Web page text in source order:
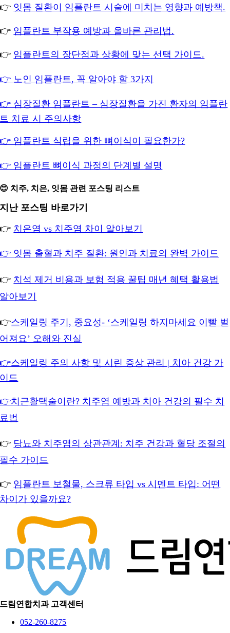
👉 잇몸 질환이 임플란트 시술에 미치는 영향과 예방책.
👉 임플란트 부작용 예방과 올바른 관리법.
👉 임플란트의 장단점과 상황에 맞는 선택 가이드.
👉 노인 임플란트, 꼭 알아야 할 3가지
👉 심장질환 임플란트 – 심장질환을 가진 환자의 임플란
트 치료 시 주의사항
👉 임플란트 식립을 위한 뼈이식이 필요한가?
👉 임플란트 뼈이식 과정의 단계별 설명
😊 치주, 치은, 잇몸 관련 포스팅 리스트
지난 포스팅 바로가기
👉 치은염 vs 치주염 차이 알아보기
👉 잇몸 출혈과 치주 질환: 원인과 치료의 완벽 가이드
👉 치석 제거 비용과 보험 적용 꿀팁 매년 혜택 활용법
알아보기
👉스케일링 주기, 중요성- ‘스케일링 하지마세요 이빨 벌
어져요’ 오해와 진실
👉스케일링 주의 사항 및 시린 증상 관리 | 치아 건강 가
이드
👉치근활택술이란? 치주염 예방과 치아 건강의 필수 치
료법
👉 당뇨와 치주염의 상관관계: 치주 건강과 혈당 조절의
필수 가이드
👉 임플란트 보철물, 스크류 타입 vs 시멘트 타입: 어떤
차이가 있을까요?
드림연합치과 고객센터
052-260-8275